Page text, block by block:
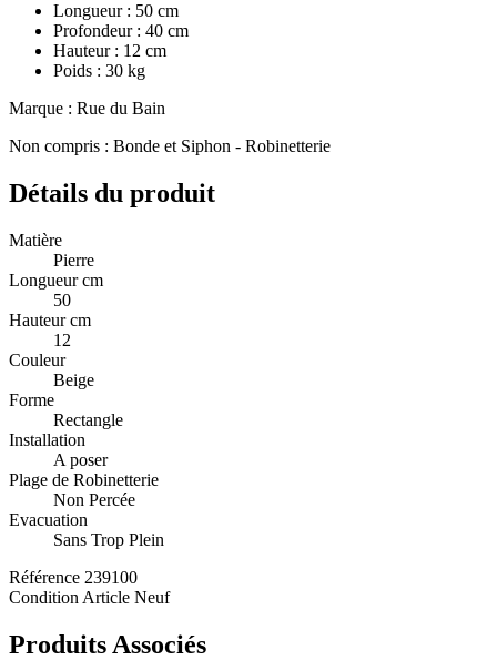
Longueur : 50 cm
Profondeur : 40 cm
Hauteur : 12 cm
Poids : 30 kg
Marque : Rue du Bain
Non compris : Bonde et Siphon - Robinetterie
Détails du produit
Matière
Pierre
Longueur cm
50
Hauteur cm
12
Couleur
Beige
Forme
Rectangle
Installation
A poser
Plage de Robinetterie
Non Percée
Evacuation
Sans Trop Plein
Référence 239100
Condition Article Neuf
Produits Associés